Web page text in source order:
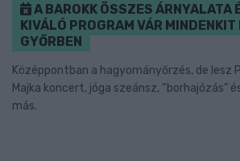
A BAROKK ÖSSZES ÁRNYALATA
KIVÁLÓ PROGRAM VÁR
GYŐRBEN
Középpontban a hagyományőrzés, de lesz
Majka koncert, jóga szeánsz, “borhajózás”
más.